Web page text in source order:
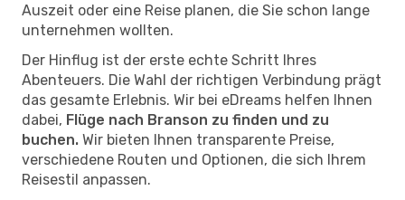
Auszeit oder eine Reise planen, die Sie schon lange
unternehmen wollten.
Der Hinflug ist der erste echte Schritt Ihres
Abenteuers. Die Wahl der richtigen Verbindung prägt
das gesamte Erlebnis. Wir bei eDreams helfen Ihnen
dabei, Flüge nach Branson zu finden und zu
buchen. Wir bieten Ihnen transparente Preise,
verschiedene Routen und Optionen, die sich Ihrem
Reisestil anpassen.